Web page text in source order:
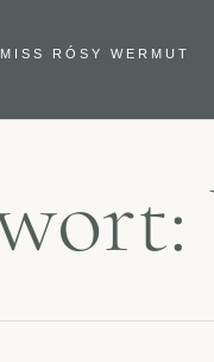
MISS RÓSY WERMUT